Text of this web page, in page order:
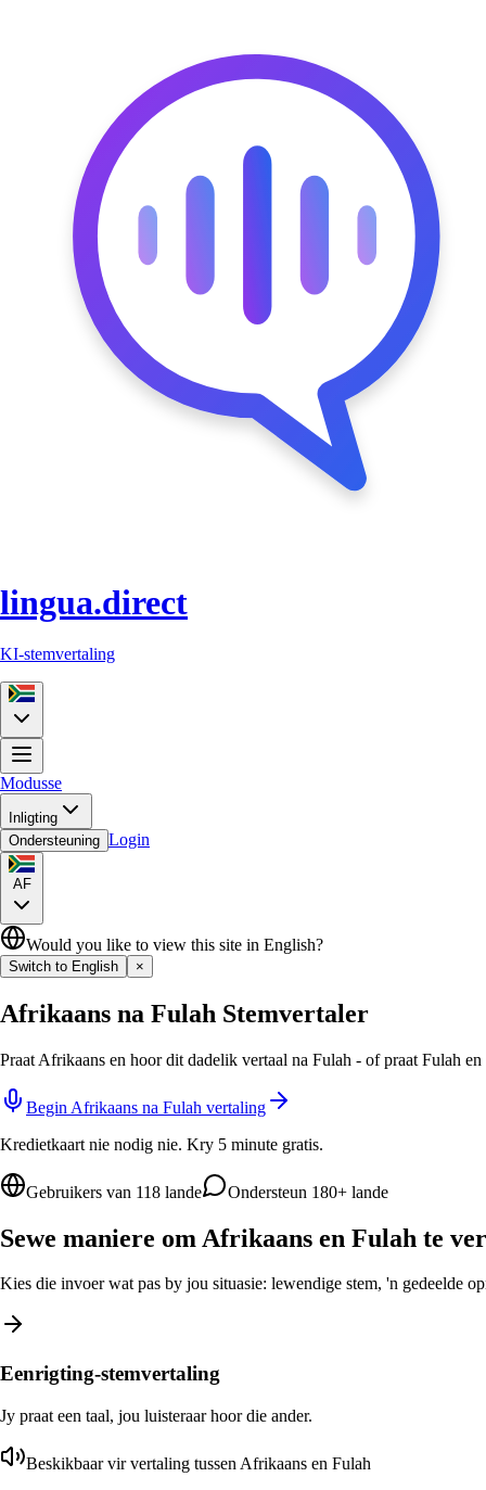
lingua.direct
KI-stemvertaling
Modusse
Inligting
Ondersteuning Login
AF
Would you like to view this site in English?
Switch to English ×
Afrikaans na Fulah Stemvertaler
Praat Afrikaans en hoor dit dadelik vertaal na Fulah - of praat Fulah
Begin Afrikaans na Fulah vertaling
Kredietkaart nie nodig nie. Kry 5 minute gratis.
Gebruikers van 118 lande Ondersteun 180+ lande
Sewe maniere om Afrikaans en Fulah te
Kies die invoer wat pas by jou situasie: lewendige stem, 'n gedeelde
Eenrigting-stemvertaling
Jy praat een taal, jou luisteraar hoor die ander.
Beskikbaar vir vertaling tussen Afrikaans en Fulah